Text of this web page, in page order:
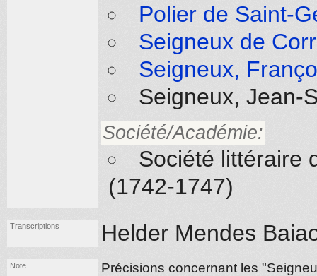
Polier de Saint-
Seigneux de
Seigneux,
Seigneux, Jean-
Société/Académie:
Société littéraire
(1742-1747)
Transcriptions Helder Mendes
Note
Précisions concernant les